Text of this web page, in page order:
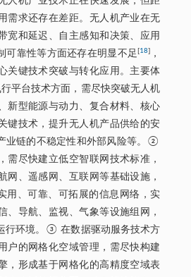
需求还存在差距。无人机产业在无
宽和延迟、自主感知和决策、应用
可靠性等方面还存在明显不足[18]
，
关键技术突破与转化应用。主要体
平台技术方面，需尽快突破无人机
新型能源与动力、复合材料、核心
键技术，提升无人机产品供给的安
业链的不稳定性和外部风险等。②
需尽快建立低空智联网技术标准，
网、遥感网、互联网等基础设施，
用、可靠、可拓展的信息网络，实
、导航、监视、气象等设施组网，
行环境。③ 在数据驱动服务技术方
户的网格化空域管理，需尽快构建
，形成基于网格化的高精度空域表